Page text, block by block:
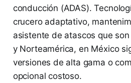
conducción (ADAS).
crucero adaptativo,
asistente de atascos que
y Norteamérica, en México
versiones de alta gama o
opcional costoso.